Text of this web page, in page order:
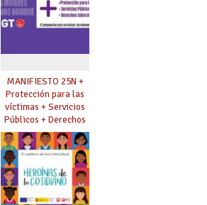
MANIFIESTO 25N +
Protección para las
víctimas + Servicios
Públicos + Derechos
laborales